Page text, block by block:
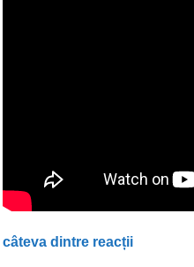
câteva dintre reacții